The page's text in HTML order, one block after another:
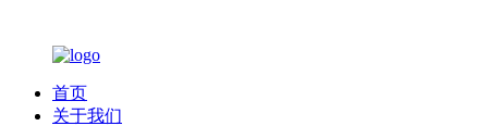
首页
关于我们